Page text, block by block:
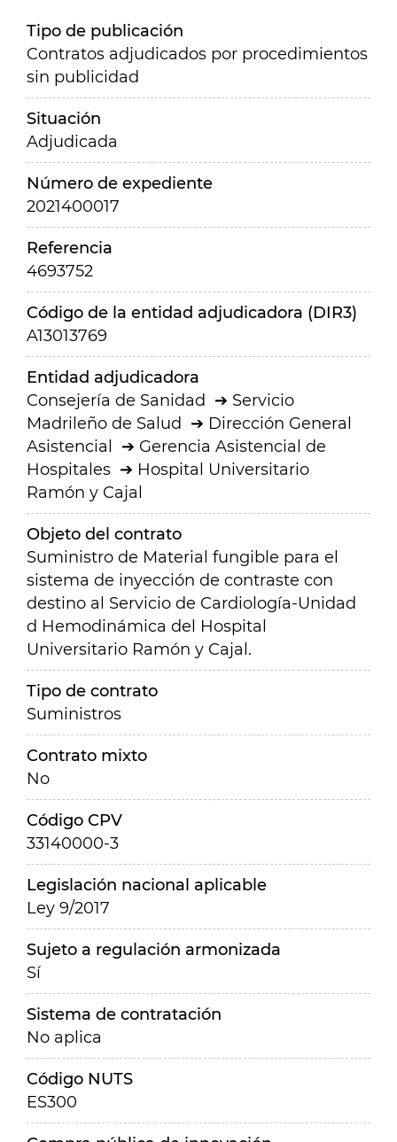
Tipo de publicación
Contratos adjudicados por procedimientos
sin publicidad
Situación
Adjudicada
Número de expediente
2021400017
Referencia
4693752
Código de la entidad adjudicadora (DIR3)
A13013769
Entidad adjudicadora
Consejería de Sanidad
Servicio
Madrileño de Salud
Dirección General
Asistencial
Gerencia Asistencial de
Hospitales
Hospital Universitario
Ramón y Cajal
Objeto del contrato
Suministro de Material fungible para el
sistema de inyección de contraste con
destino al Servicio de Cardiología-Unidad
d Hemodinámica del Hospital
Universitario Ramón y Cajal.
Tipo de contrato
Suministros
Contrato mixto
No
Código CPV
33140000-3
Legislación nacional aplicable
Ley 9/2017
Sujeto a regulación armonizada
Sí
Sistema de contratación
No aplica
Código NUTS
ES300